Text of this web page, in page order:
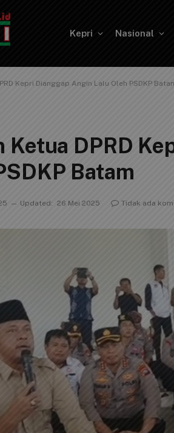
Kepri Nasional
Kepri Dianggap Angin Lalu Oleh PSDKP
Ketua DPRD
Batam
Updated: 26 Mei 2025 Tidak ada